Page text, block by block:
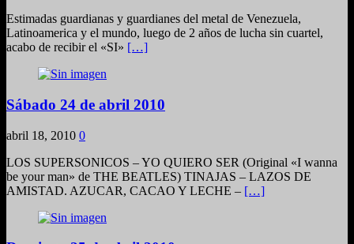
Estimadas guardianas y guardianes del metal de Venezuela,
Latinoamerica y el mundo, luego de 2 años de lucha sin cuartel,
acabo de recibir el «SI» […]
Sábado 24 de abril 2010
abril 18, 2010 0
LOS SUPERSONICOS – YO QUIERO SER (Original «I wanna
be your man» de THE BEATLES) TINAJAS – LAZOS DE
AMISTAD. AZUCAR, CACAO Y LECHE – […]